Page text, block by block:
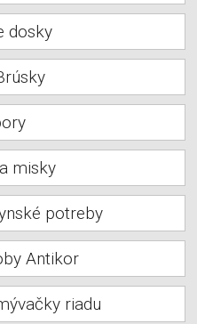
dosky
misky
potreby
Antikor
riadu